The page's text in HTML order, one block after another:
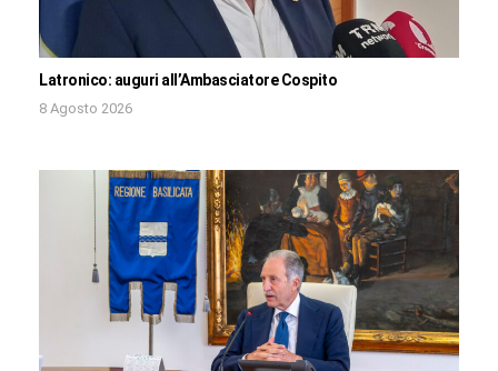
Latronico: auguri all’Ambasciatore Cospito
8 Agosto 2026